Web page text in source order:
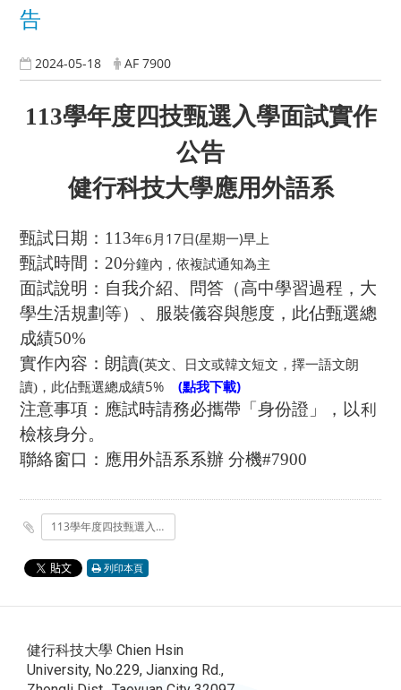
告
2024-05-18 AF 7900
113學年度四技甄選入學面試實作
公告
健行科技大學應用外語系
甄試日期：113年6 月17日(星期一)早上
甄試時間：20分鐘內，依複試通知為主
面試說明：自我介紹、問答（高中學習過程，大
學生活規劃等）、服裝儀容與態度，此佔甄選總
成績50%
實作內容：朗讀(英文、日文或韓文短文，擇一語文朗
讀) ，此佔甄選總成績5%(點我下載)
注意事項：應試時請務必攜帶「身份證」，以利
檢核身分。
聯絡窗口：應用外語系系辦 分機#7900
113學年度四技甄選入學面試實作公告.docx
列印本頁
健行科技大學 Chien Hsin
University, No.229, Jianxing Rd.,